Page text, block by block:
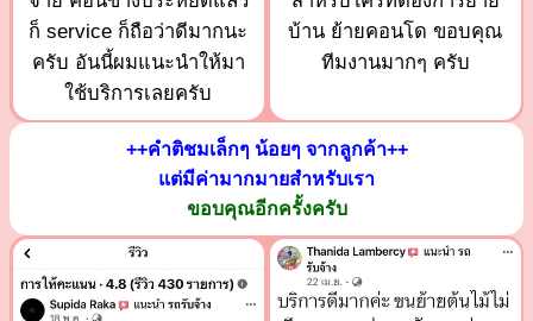
ก็ service ก็ถือว่าดีมากนะ
ครับ อันนี้ผมแนะนำให้มา
ใช้บริการเลยครับ
บ้าน ย้ายคอนโด ขอบคุณ
ทีมงานมากๆ ครับ
++คำติชมเล็กๆ น้อยๆ จากลูกค้า++
แต่มีค่ามากมายสำหรับเรา
ขอบคุณอีกครั้งครับ